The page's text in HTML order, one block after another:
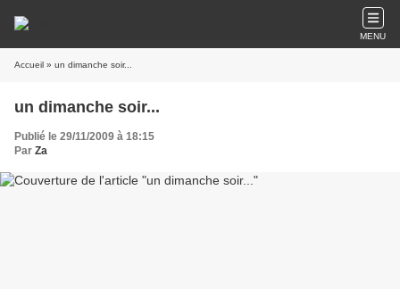
MENU
Accueil » un dimanche soir...
un dimanche soir...
Publié le 29/11/2009 à 18:15
Par Za